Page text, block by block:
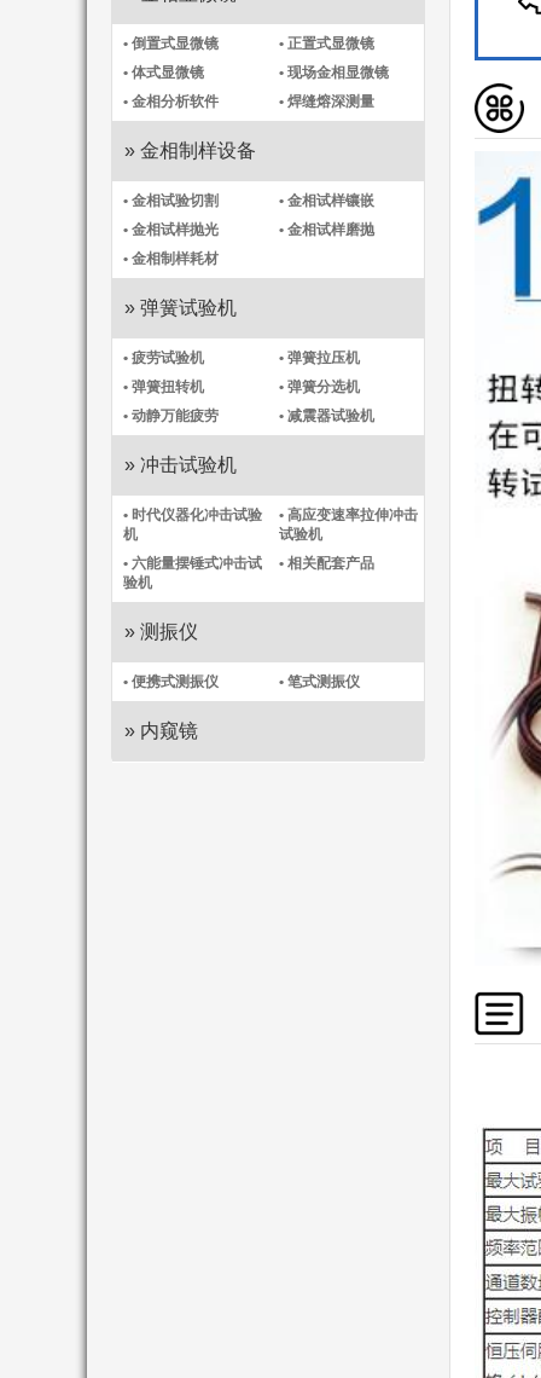
• 倒置式显微镜
• 正置式显微镜
• 体式显微镜
• 现场金相显微镜
• 金相分析软件
• 焊缝熔深测量
» 金相制样设备
• 金相试验切割
• 金相试样镶嵌
• 金相试样抛光
• 金相试样磨抛
• 金相制样耗材
» 弹簧试验机
• 疲劳试验机
• 弹簧拉压机
• 弹簧扭转机
• 弹簧分选机
• 动静万能疲劳
• 减震器试验机
» 冲击试验机
• 时代仪器化冲击试验
机​
• 高应变速率拉伸冲击
试验机
• 六能量摆锤式冲击试
验机
• 相关配套产品
» 测振仪
• 便携式测振仪​ • 笔式测振仪​
» 内窥镜